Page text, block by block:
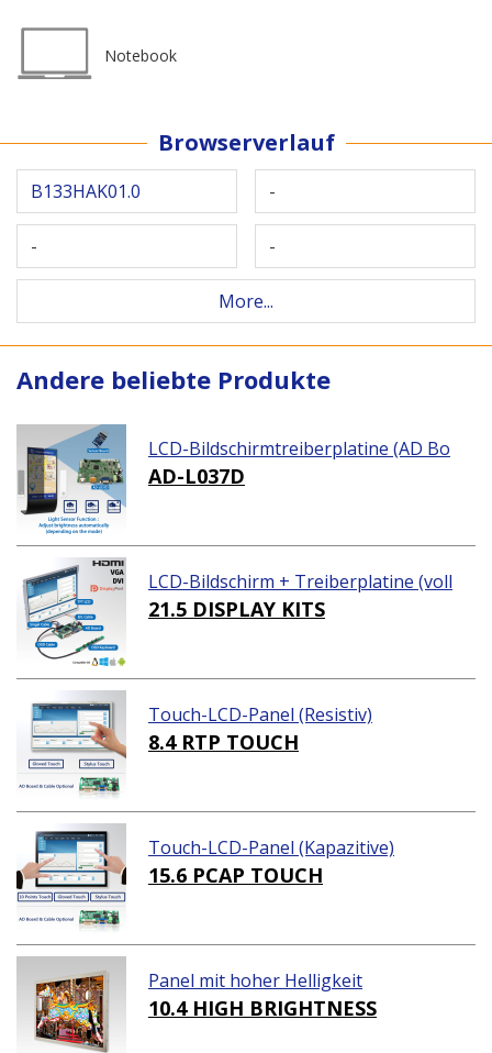
Notebook
Browserverlauf
B133HAK01.0 -
- -
More...
Andere beliebte Produkte
LCD-Bildschirmtreiberplatine (AD Bo
ard)
AD-L037D
LCD-Bildschirm + Treiberplatine (voll
ständiges Paket)
21.5 DISPLAY KITS
Touch-LCD-Panel (Resistiv)
8.4 RTP TOUCH
Touch-LCD-Panel (Kapazitive)
15.6 PCAP TOUCH
Panel mit hoher Helligkeit
10.4 HIGH BRIGHTNESS